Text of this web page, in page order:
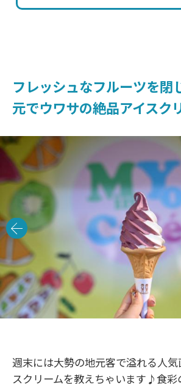
フレッシュなフルーツを閉
元でウワサの絶品アイスク
週末には大勢の地元客で溢れる人気
スクリームを教えちゃいます♪食彩